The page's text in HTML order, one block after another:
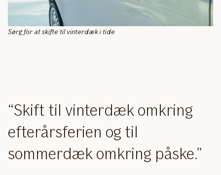
Sørg for at skifte til vinterdæk i tide
Skift til vinterdæk omkring
efterårsferien og til
sommerdæk omkring påske.